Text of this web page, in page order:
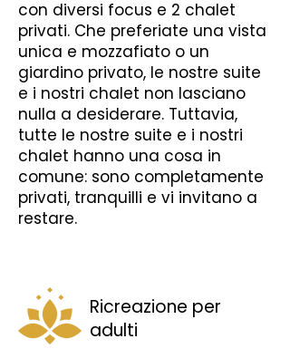
con diversi focus e 2 chalet
privati. Che preferiate una vista
unica e mozzafiato o un
giardino privato, le nostre suite
e i nostri chalet non lasciano
nulla a desiderare. Tuttavia,
tutte le nostre suite e i nostri
chalet hanno una cosa in
comune: sono completamente
privati, tranquilli e vi invitano a
restare.
Ricreazione per
adulti